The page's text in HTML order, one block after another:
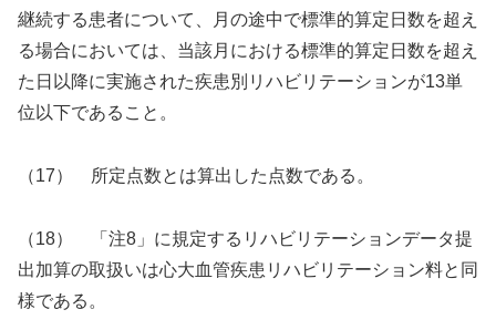
継続する患者について、月の途中で標準的算定日数を超え
る場合においては、当該月における標準的算定日数を超え
た日以降に実施された疾患別リハビリテーションが13単
位以下であること。
（17） 所定点数とは算出した点数である。
（18） 「注8」に規定するリハビリテーションデータ提
出加算の取扱いは心大血管疾患リハビリテーション料と同
様である。